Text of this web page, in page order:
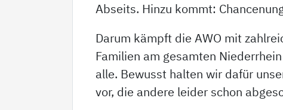
Abseits. Hinzu kommt:
Darum kämpft die AWO mit
Familien am gesamten
alle. Bewusst halten wir dafür
vor, die andere leider schon